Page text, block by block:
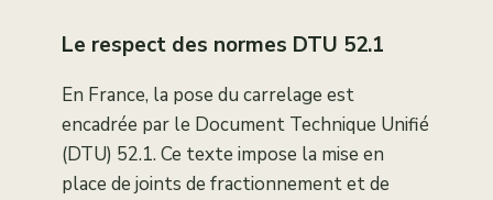
Le respect des normes DTU 52.1
En France, la pose du carrelage est
encadrée par le Document Technique Unifié
(DTU) 52.1. Ce texte impose la mise en
place de joints de fractionnement et de